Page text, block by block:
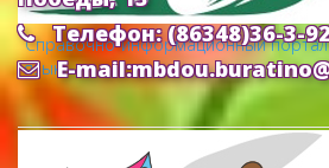
Cправочно-информационный портал
язык»
Телефон: (86348)36-3-
E-